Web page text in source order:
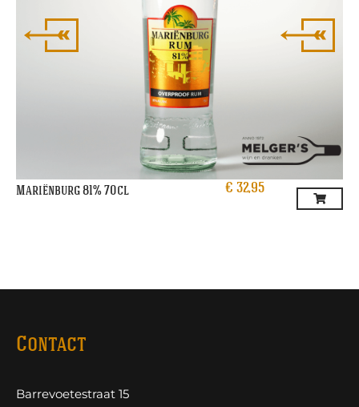
Mariënburg 81% 70cl € 32,95
Contact
Barrevoetestraat 15